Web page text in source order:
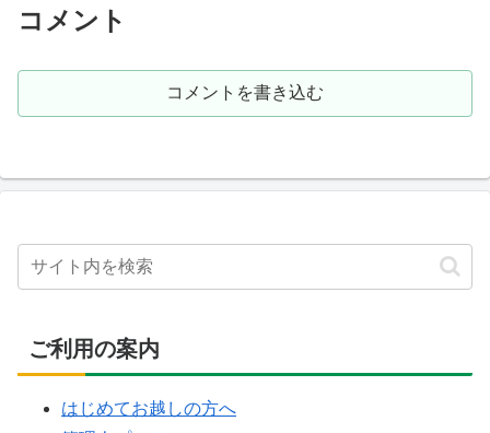
もの...
コメント
コメントを書き込む
ご利用の案内
はじめてお越しの方へ